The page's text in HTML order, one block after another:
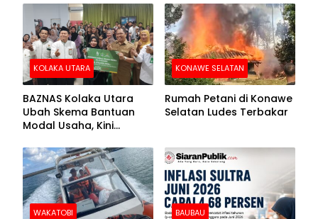
Kolut
KOLAKA UTARA
BAZNAS Kolaka Utara
Ubah Skema Bantuan
Modal Usaha, Kini
Barang Senilai Rp419,5
Juta
KONAWE SELATAN
Rumah Petani di Konawe
Selatan Ludes Terbakar
WAKATOBI BAUBAU